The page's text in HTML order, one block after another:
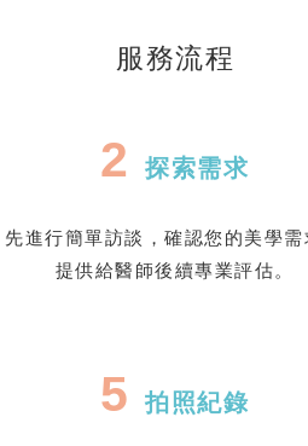
服務流程
2探索需求
先進行簡單訪談，確認您的美學需
提供給醫師後續專業評估。
5拍照紀錄